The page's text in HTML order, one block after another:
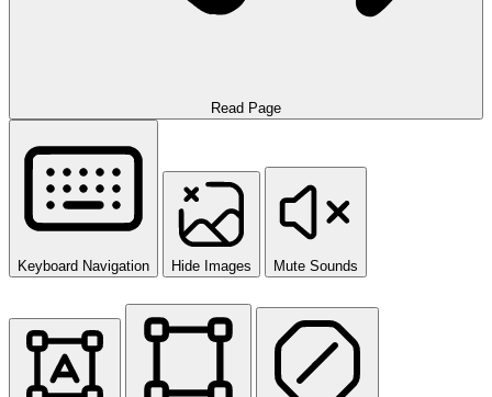
Read Page
Keyboard Navigation Hide Images Mute Sounds